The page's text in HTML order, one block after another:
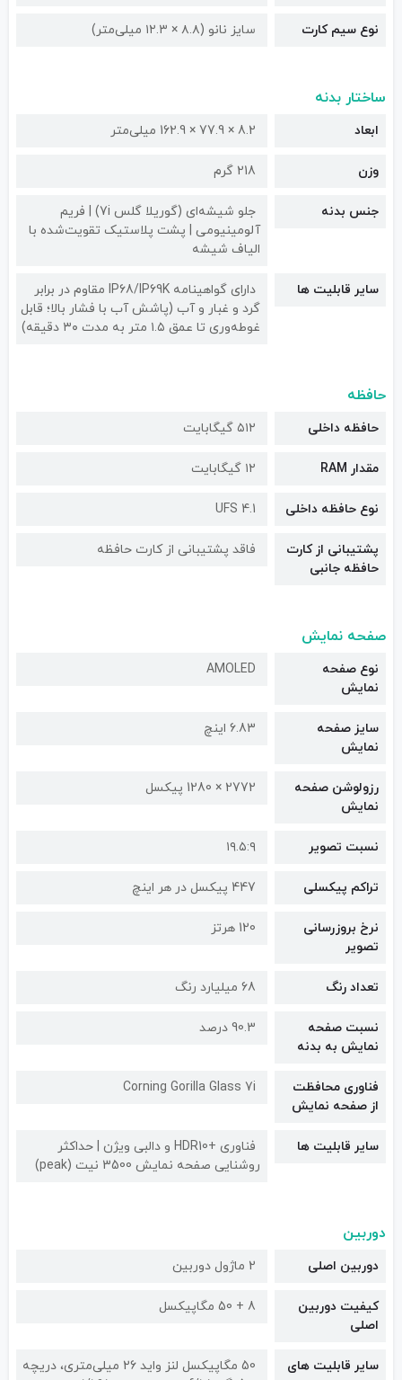
نوع سیم کارت سایز نانو (۸.۸ × ۱۲.۳ میلی‌متر)
ساختار بدنه
ابعاد 8.2 × 77.9 × 162.9 میلی‌متر
وزن 218 گرم
جنس بدنه
جلو شیشه‌ای (گوریلا گلس 7i) | فریم
آلومینیومی | پشت پلاستیک تقویت‌شده با
الیاف شیشه
سایر قابلیت ها
دارای گواهینامه IP68/IP69K مقاوم در برابر
گرد و غبار و آب (پاشش آب با فشار بالا؛ قابل
غوطه‌وری تا عمق ۱.۵ متر به مدت ۳۰ دقیقه)
حافظه
حافظه داخلی ۵۱۲ گیگابایت
مقدار RAM ۱۲ گیگابایت
نوع حافظه داخلی UFS 4.1
پشتیبانی از کارت
حافظه جانبی
فاقد پشتیبانی از کارت حافظه
صفحه نمایش
نوع صفحه
نمایش
AMOLED
سایز صفحه
نمایش
6.83 اینچ
رزولوشن صفحه
نمایش
2772 × 1280 پیکسل
نسبت تصویر ۱۹.۵:۹
تراکم پیکسلی 447 پیکسل در هر اینچ
نرخ بروزرسانی
تصویر
120 هرتز
تعداد رنگ 68 میلیارد رنگ
نسبت صفحه
نمایش به بدنه
90.3 درصد
فناوری محافظت
از صفحه نمایش
Corning Gorilla Glass 7i
سایر قابلیت ها
فناوری +HDR10 و دالبی ویژن | حداکثر
روشنایی صفحه نمایش 3500 نیت (peak)
دوربین
دوربین اصلی 2 ماژول دوربین
کیفیت دوربین‌
اصلی
8 + 50 مگاپیکسل
سایر قابلیت های
50 مگاپیکسل لنز واید 26 میلی‌متری، دریچه